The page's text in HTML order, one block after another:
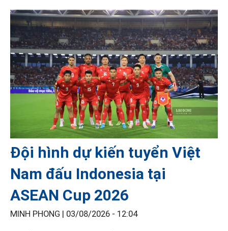
Đội hình dự kiến tuyển Việt
Nam đấu Indonesia tại
ASEAN Cup 2026
MINH PHONG | 03/08/2026 - 12:04